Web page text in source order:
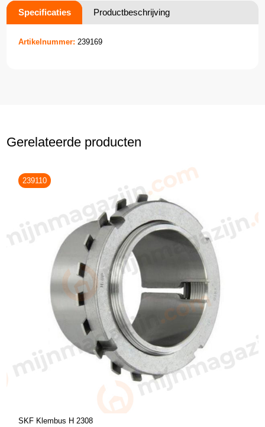
Specificaties Productbeschrijving
Artikelnummer: 239169
Gerelateerde producten
239110
SKF Klembus H 2308